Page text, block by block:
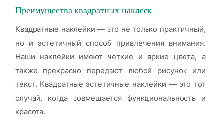
Преимущества квадратных наклеек
Квадратные наклейки — это не только практичный,
но и эстетичный способ привлечения внимания.
Наши наклейки имеют четкие и яркие цвета, а
также прекрасно передают любой рисунок или
текст. Квадратные эстетичные наклейки — это тот
случай, когда совмещается функциональность и
красота.